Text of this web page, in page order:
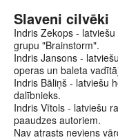
Slaveni cilvēki
Indris Zekops -
grupu "Brainstorm".
Indris Jansons -
operas un baleta
Indris Bāliņš - latviešu
dalībnieks.
Indris Vītols - latviešu
paaudzes autoriem.
Nav atrasts neviens